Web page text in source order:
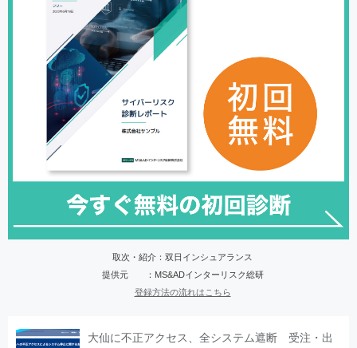
取次・紹介：双日インシュアランス
提供元 ：MS&ADインターリスク総研
登録方法の流れはこちら
大仙に不正アクセス、全システム遮断 受注・出